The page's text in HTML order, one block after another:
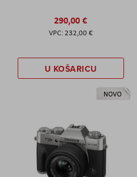
290,00 €
232,00 €
U KOŠARICU
NOVO